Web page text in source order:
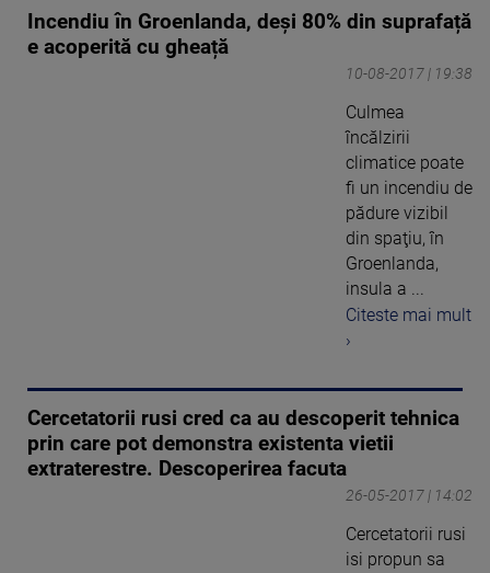
Incendiu în Groenlanda, deși 80% din suprafață
e acoperită cu gheață
10-08-2017 | 19:38
Culmea
încălzirii
climatice poate
fi un incendiu de
pădure vizibil
din spaţiu, în
Groenlanda,
insula a ...
Citeste mai mult
›
Cercetatorii rusi cred ca au descoperit tehnica
prin care pot demonstra existenta vietii
extraterestre. Descoperirea facuta
26-05-2017 | 14:02
Cercetatorii rusi
isi propun sa